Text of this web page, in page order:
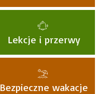
Lekcje i przerwy
Bezpieczne wakacje